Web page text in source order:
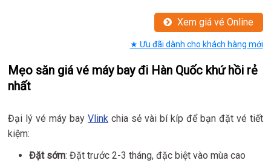
Xem giá vé Online
★ Ưu đãi dành cho khách hàng mới
Mẹo săn giá vé máy bay đi Hàn Quốc khứ hồi rẻ
nhất
Đại lý vé máy bayVlink chia sẻ vài bí kíp để bạn đặt vé tiết
kiệm:
Đặt sớm: Đặt trước 2-3 tháng, đặc biệt vào mùa cao